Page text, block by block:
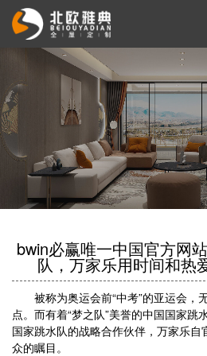
bwin必赢唯一中国官方网
队，万家乐用时间和热
被称为奥运会前“中考”的亚运会，
点。而有着“梦之队”美誉的中国国家跳
国家跳水队的战略合作伙伴，万家乐
众的瞩目。